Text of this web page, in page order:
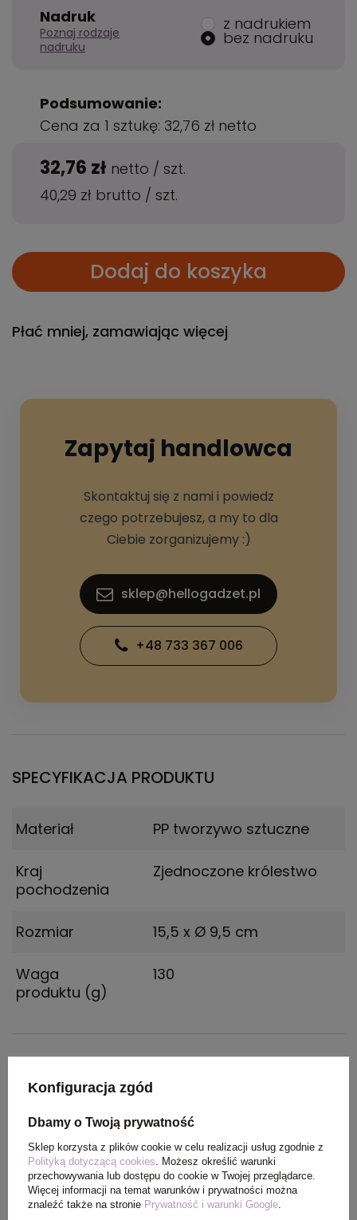
Nadruk
Poznaj rodzaje
nadruku
z nadrukiem
bez nadruku
Podsumowanie:
Cena za 1 sztukę: 32,76 zł netto
32,76 zł netto / szt.
40,29 zł brutto / szt.
Dodaj do koszyka
Płać mniej, zamawiając więcej
Zapytaj handlowca
Skontaktuj się z nami i powiedz
czego potrzebujesz, a my to dla
Ciebie zorganizujemy :)
sklep@hellogadzet.pl
+48 733 367 006
SPECYFIKACJA PRODUKTU
Materiał PP tworzywo sztuczne
Kraj
pochodzenia
Zjednoczone królestwo
Rozmiar 15,5 x Ø 9,5 cm
Waga
produktu (g)
130
Wymiary
kartonu
zewnętrznego
36 x 40 x 53 cm
Waga
kartonu
8 kg
Konfiguracja zgód
Dbamy o Twoją prywatność
Sklep korzysta z plików cookie w celu realizacji usług zgodnie z
Polityką dotyczącą cookies. Możesz określić warunki
przechowywania lub dostępu do cookie w Twojej przeglądarce.
Więcej informacji na temat warunków i prywatności można
znaleźć także na stronie Prywatność i warunki Google.